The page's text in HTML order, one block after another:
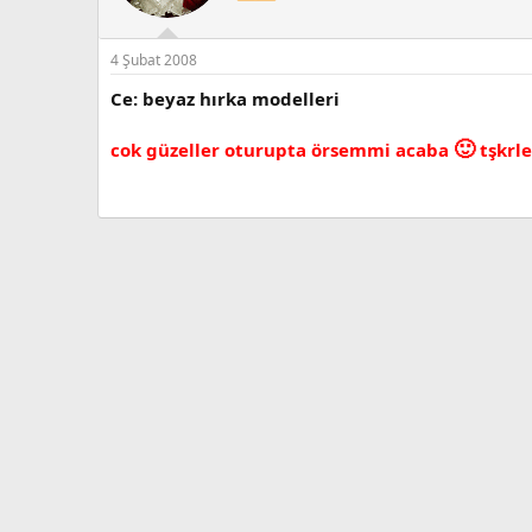
4 Şubat 2008
Ce: beyaz hırka modelleri
cok güzeller oturupta örsemmi acaba 🙂